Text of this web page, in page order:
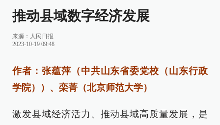
推动县域数字经济发展
来源： 人民日报
2023-10-19 09:48
作者：张蕴萍（中共山东省委党校（山东行政
学院））、栾菁（北京师范大学）
激发县域经济活力、推动县域高质量发展，是